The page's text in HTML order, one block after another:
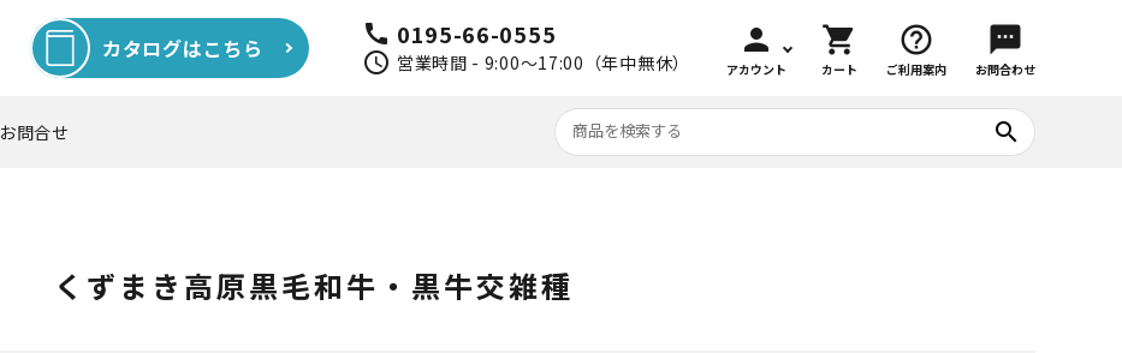
カタログはこちら call 0195-66-0555
schedule 営業時間 - 9:00～17:00（年中無休）
person
アカウント
shopping_cart
カート
help_outline
ご利用案内
sms
お問合わせ
お問合せ search
くずまき高原黒毛和牛・黒牛交雑種